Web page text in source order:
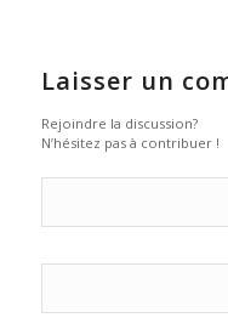
Laisser un
Rejoindre la discussion?
N’hésitez pas à contribuer !